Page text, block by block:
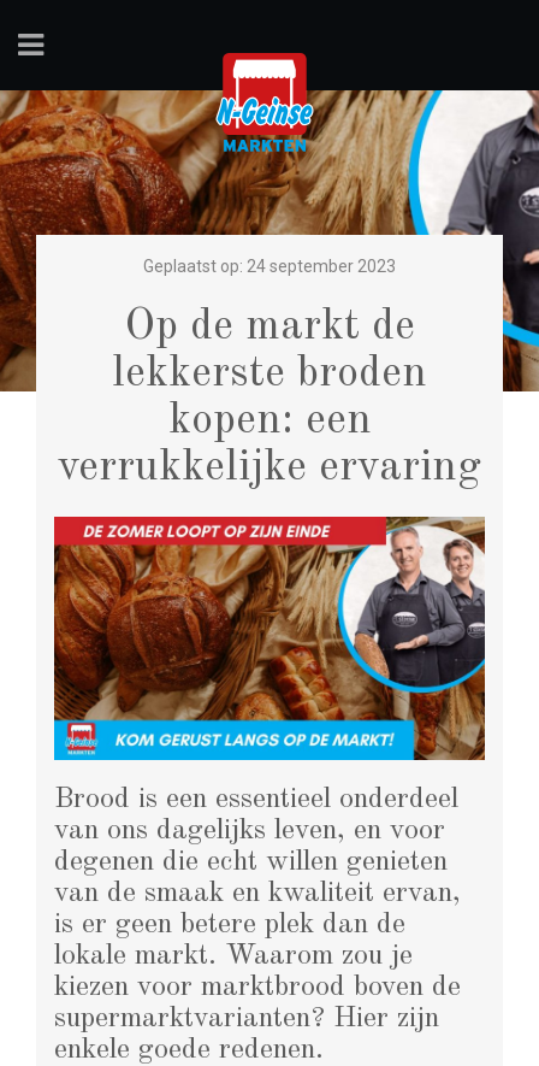
Geplaatst op: 24 september 2023
Op de markt de
lekkerste broden
kopen: een
verrukkelijke ervaring
Brood is een essentieel onderdeel
van ons dagelijks leven, en voor
degenen die echt willen genieten
van de smaak en kwaliteit ervan,
is er geen betere plek dan de
lokale markt. Waarom zou je
kiezen voor marktbrood boven de
supermarktvarianten? Hier zijn
enkele goede redenen.